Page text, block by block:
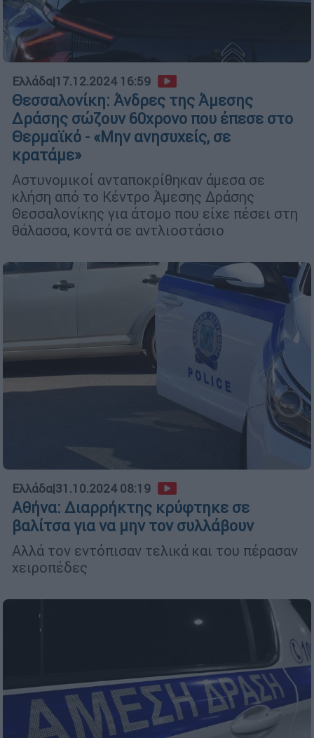
Ελλάδα|17.12.2024 16:59
Θεσσαλονίκη: Άνδρες της Άμεσης
Δράσης σώζουν 60χρονο που έπεσε στο
Θερμαϊκό - «Μην ανησυχείς, σε
κρατάμε»
Αστυνομικοί ανταποκρίθηκαν άμεσα σε
κλήση από το Κέντρο Άμεσης Δράσης
Θεσσαλονίκης για άτομο που είχε πέσει στη
θάλασσα, κοντά σε αντλιοστάσιο
Ελλάδα|31.10.2024 08:19
Αθήνα: Διαρρήκτης κρύφτηκε σε
βαλίτσα για να μην τον συλλάβουν
Αλλά τον εντόπισαν τελικά και του πέρασαν
χειροπέδες